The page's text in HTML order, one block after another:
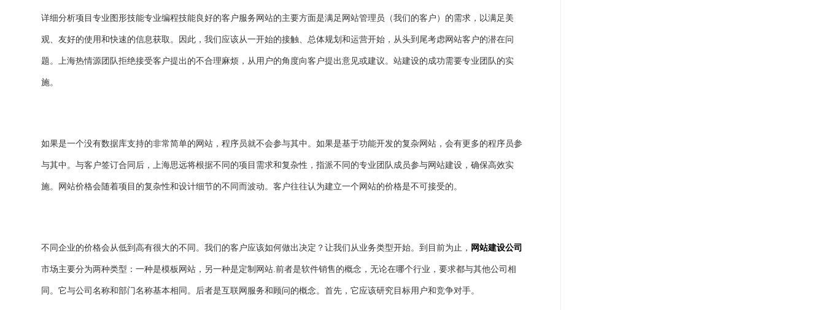
详细分析项目专业图形技能专业编程技能良好的客户服务网站的主要方面是满足网站管理员（我们的客户）的需求，以满足美
观、友好的使用和快速的信息获取。因此，我们应该从一开始的接触、总体规划和运营开始，从头到尾考虑网站客户的潜在问
题。上海热情源团队拒绝接受客户提出的不合理麻烦，从用户的角度向客户提出意见或建议。站建设的成功需要专业团队的实
施。
如果是一个没有数据库支持的非常简单的网站，程序员就不会参与其中。如果是基于功能开发的复杂网站，会有更多的程序员参
与其中。与客户签订合同后，上海思远将根据不同的项目需求和复杂性，指派不同的专业团队成员参与网站建设，确保高效实
施。网站价格会随着项目的复杂性和设计细节的不同而波动。客户往往认为建立一个网站的价格是不可接受的。
不同企业的价格会从低到高有很大的不同。我们的客户应该如何做出决定？让我们从业务类型开始。到目前为止， 网站建设公司
市场主要分为两种类型：一种是模板网站，另一种是定制网站.前者是软件销售的概念，无论在哪个行业，要求都与其他公司相
同。它与公司名称和部门名称基本相同。后者是互联网服务和顾问的概念。首先，它应该研究目标用户和竞争对手。